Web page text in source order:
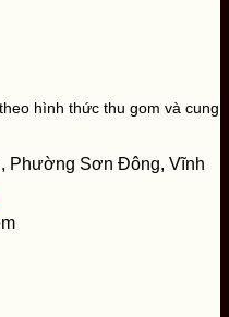
hình thức thu gom và cung
Phường Sơn Đông, Vĩnh